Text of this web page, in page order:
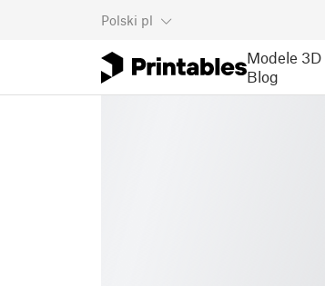
Polski pl
Modele 3D
Blog